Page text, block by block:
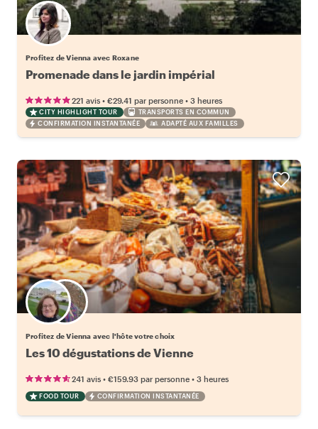
Profitez de Vienna avec Roxane
Promenade dans le jardin impérial
221 avis • €29.41 par personne • 3 heures
CITY HIGHLIGHT TOUR
TRANSPORTS EN COMMUN
CONFIRMATION INSTANTANÉE
ADAPTÉ AUX FAMILLES
Choisissez votre local favori
Profitez de Vienna avec l'hôte votre choix
Les 10 dégustations de Vienne
241 avis • €159.93 par personne • 3 heures
FOOD TOUR CONFIRMATION INSTANTANÉE